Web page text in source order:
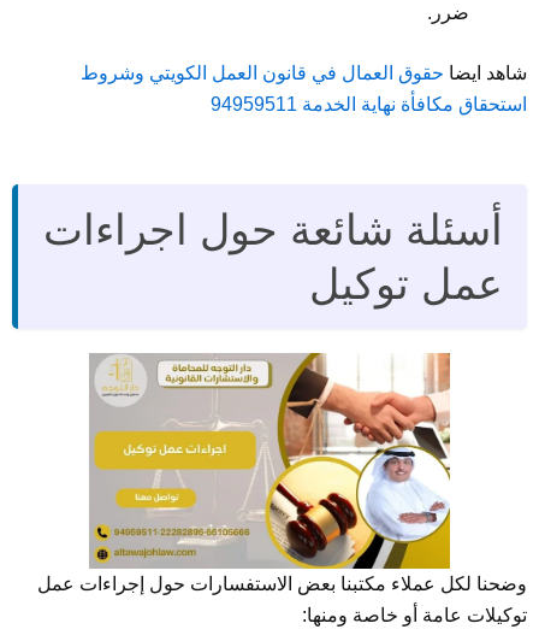
ضرر.
شاهد ايضا حقوق العمال في قانون العمل الكويتي وشروط
استحقاق مكافأة نهاية الخدمة 94959511
أسئلة شائعة حول اجراءات
عمل توكيل
وضحنا لكل عملاء مكتبنا بعض الاستفسارات حول إجراءات عمل
توكيلات عامة أو خاصة ومنها: